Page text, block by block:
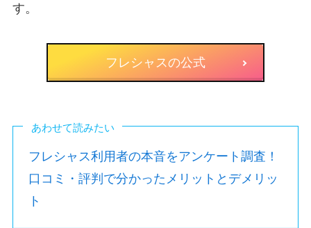
す。
フレシャスの公式
あわせて読みたい
フレシャス利用者の本音をアンケート調査！
口コミ・評判で分かったメリットとデメリッ
ト